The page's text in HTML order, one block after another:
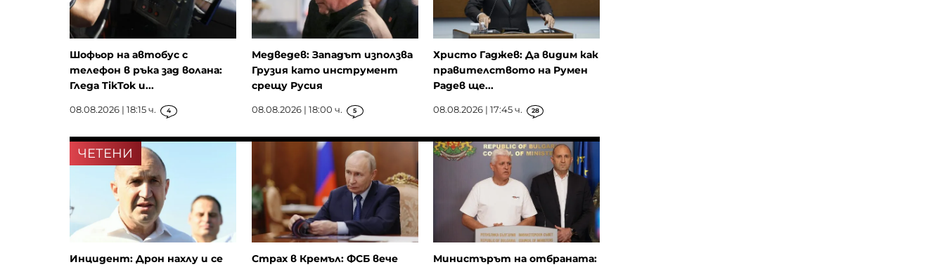
Шофьор на автобус с
телефон в ръка зад волана:
Гледа TikTok и...
08.08.2026 | 18:15 ч. 4
Медведев: Западът използва
Грузия като инструмент
срещу Русия
08.08.2026 | 18:00 ч. 5
Христо Гаджев: Да видим как
правителството на Румен
Радев ще...
08.08.2026 | 17:45 ч. 28
ЧЕТЕНИ
Инцидент: Дрон нахлу и се
Страх в Кремъл: ФСБ вече
Министърът на отбраната: